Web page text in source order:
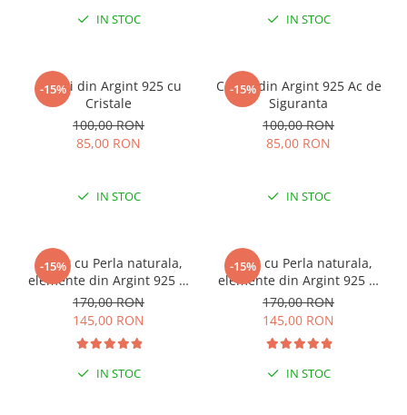
IN STOC IN STOC
-15%
Cercei din Argint 925 cu
Cristale
100,00 RON
85,00 RON
IN STOC
-15%
Cercei din Argint 925 Ac de
Siguranta
100,00 RON
85,00 RON
IN STOC
-15%
Colier cu Perla naturala,
elemente din Argint 925 si
margele Miyuki, multicolor
170,00 RON
145,00 RON
IN STOC
-15%
Colier cu Perla naturala,
elemente din Argint 925 si
margele Miyuki, verde/kiwi
170,00 RON
145,00 RON
IN STOC